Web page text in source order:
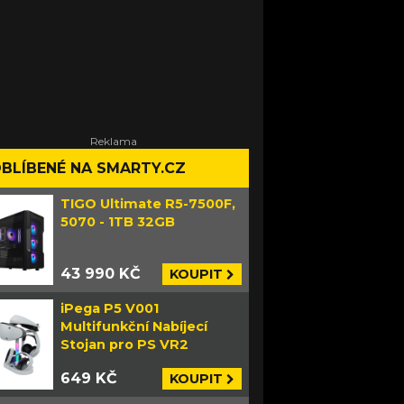
NA SMARTY.CZ
TIGO Ultimate R5-7500F,
5070 - 1TB 32GB
43 990 KČ KOUPIT
iPega P5 V001
Multifunkční Nabíjecí
Stojan pro PS VR2
649 KČ KOUPIT